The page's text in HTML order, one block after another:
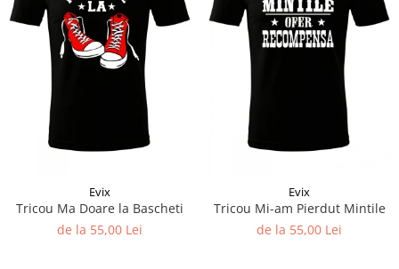
Evix
Tricou Ma Doare la Bascheti
de la 55,00 Lei
Evix
Tricou Mi-am Pierdut Mintile
de la 55,00 Lei